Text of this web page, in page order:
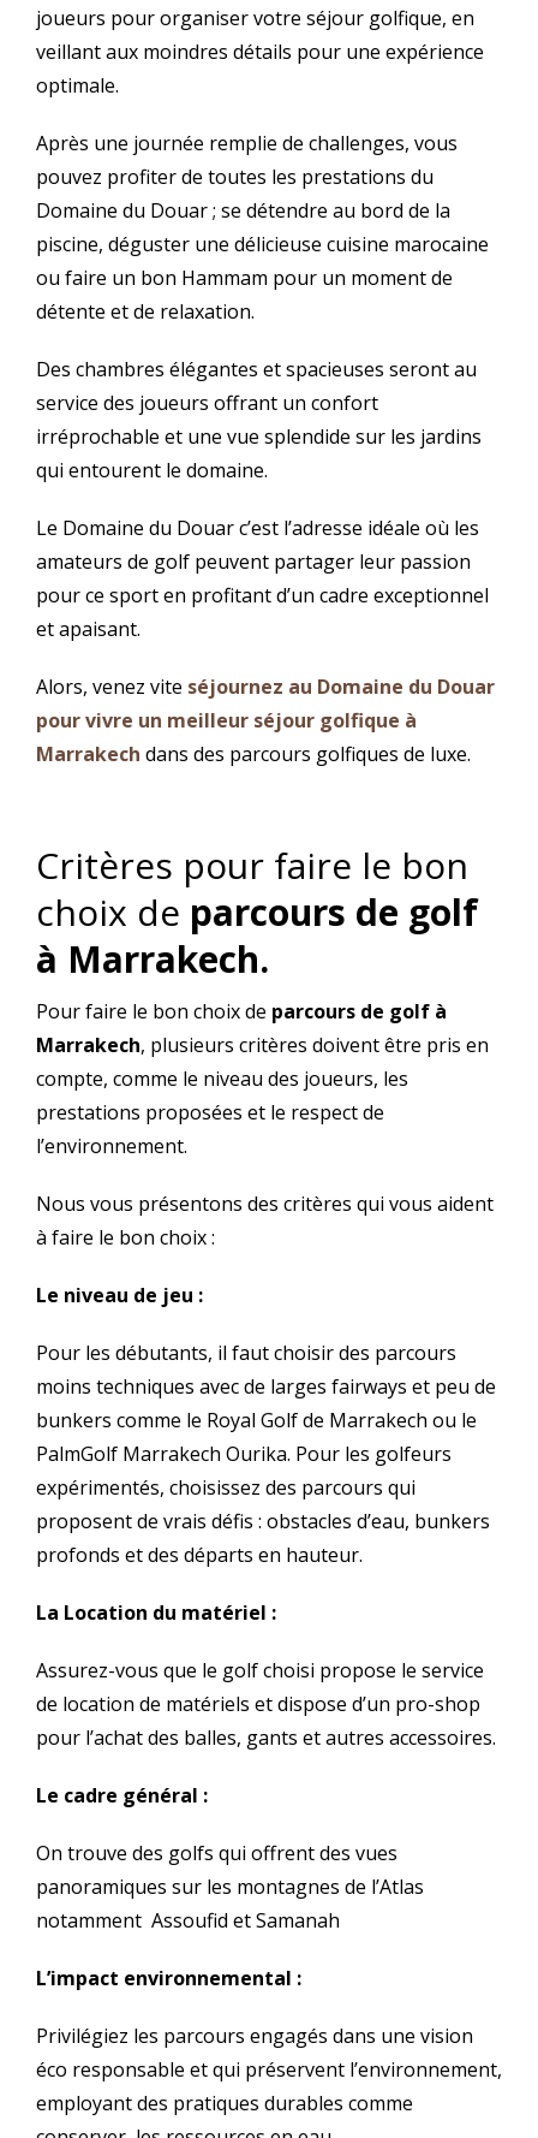
joueurs pour organiser votre séjour golfique, en
veillant aux moindres détails pour une expérience
optimale.
Après une journée remplie de challenges, vous
pouvez profiter de toutes les prestations du
Domaine du Douar ; se détendre au bord de la
piscine, déguster une délicieuse cuisine marocaine
ou faire un bon Hammam pour un moment de
détente et de relaxation.
Des chambres élégantes et spacieuses seront au
service des joueurs offrant un confort
irréprochable et une vue splendide sur les jardins
qui entourent le domaine.
Le Domaine du Douar c’est l’adresse idéale où les
amateurs de golf peuvent partager leur passion
pour ce sport en profitant d’un cadre exceptionnel
et apaisant.
Alors, venez vite séjournez au Domaine du Douar
pour vivre un meilleur séjour golfique à
Marrakech dans des parcours golfiques de luxe.
Critères pour faire le bon
choix de parcours de golf
à Marrakech.
Pour faire le bon choix de parcours de golf à
Marrakech, plusieurs critères doivent être pris en
compte, comme le niveau des joueurs, les
prestations proposées et le respect de
l’environnement.
Nous vous présentons des critères qui vous aident
à faire le bon choix :
Le niveau de jeu :
Pour les débutants, il faut choisir des parcours
moins techniques avec de larges fairways et peu de
bunkers comme le Royal Golf de Marrakech ou le
PalmGolf Marrakech Ourika. Pour les golfeurs
expérimentés, choisissez des parcours qui
proposent de vrais défis : obstacles d’eau, bunkers
profonds et des départs en hauteur.
La Location du matériel :
Assurez-vous que le golf choisi propose le service
de location de matériels et dispose d’un pro-shop
pour l’achat des balles, gants et autres accessoires.
Le cadre général :
On trouve des golfs qui offrent des vues
panoramiques sur les montagnes de l’Atlas
notamment Assoufid et Samanah
L’impact environnemental :
Privilégiez les parcours engagés dans une vision
éco responsable et qui préservent l’environnement,
employant des pratiques durables comme